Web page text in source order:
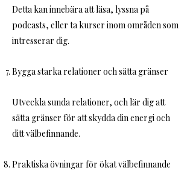
Detta kan innebära att läsa, lyssna på
podcasts, eller ta kurser inom områden som
intresserar dig.
Bygga starka relationer och sätta gränser
Utveckla sunda relationer, och lär dig att
sätta gränser för att skydda din energi och
ditt välbefinnande.
Praktiska övningar för ökat välbefinnande